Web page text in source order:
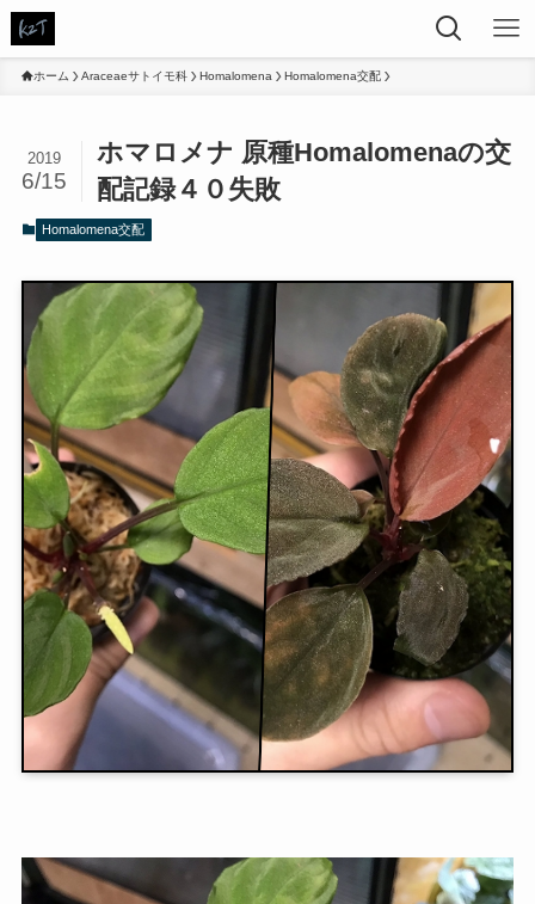
ホーム Araceaeサトイモ科 Homalomena Homalomena交配
ホマロメナ 原種Homalomenaの交
配記録４０失敗
2019
6/15
Homalomena交配